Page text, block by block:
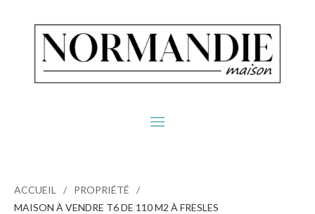
ACCUEIL
PROPRIÉTÉ
MAISON À VENDRE T6 DE 110 M2 À FRESLES